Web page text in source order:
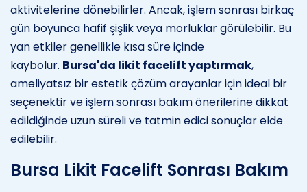
aktivitelerine dönebilirler. Ancak, işlem sonrası birkaç
gün boyunca hafif şişlik veya morluklar görülebilir. Bu
yan etkiler genellikle kısa süre içinde
kaybolur. Bursa'da likit facelift yaptırmak,
ameliyatsız bir estetik çözüm arayanlar için ideal bir
seçenektir ve işlem sonrası bakım önerilerine dikkat
edildiğinde uzun süreli ve tatmin edici sonuçlar elde
edilebilir.
Bursa Likit Facelift Sonrası Bakım